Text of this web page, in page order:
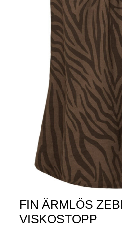
FIN ÄRMLÖS
VISKOSTOPP